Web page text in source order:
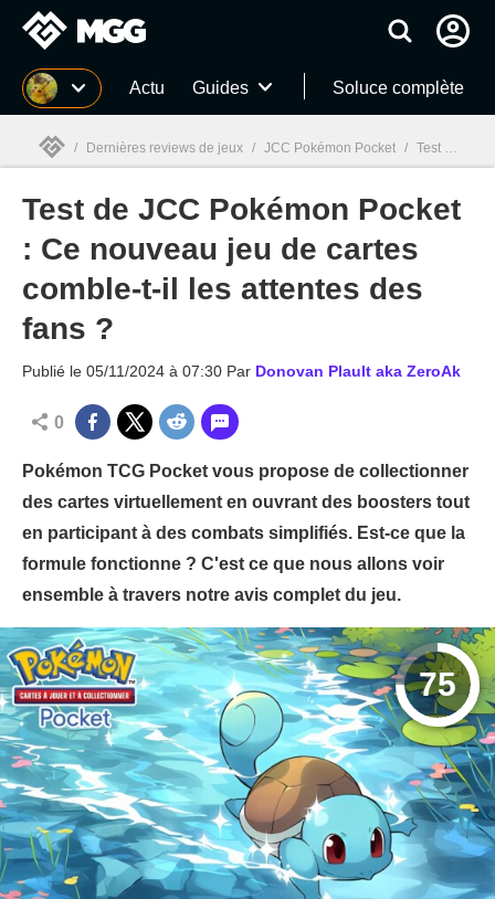
MGG Actu Guides Soluce complète
MGG
/ Dernières reviews de jeux / JCC Pokémon Pocket / Test de JCC Pokémon Pocket : Ce nouveau jeu de cartes comble-t-il les attentes des fans ?
Test de JCC Pokémon Pocket
: Ce nouveau jeu de cartes
comble-t-il les attentes des
fans ?
Publié le 05/11/2024 à 07:30 Par Donovan Plault aka ZeroAk
0
Pokémon TCG Pocket vous propose de collectionner
des cartes virtuellement en ouvrant des boosters tout
en participant à des combats simplifiés. Est-ce que la
formule fonctionne ? C'est ce que nous allons voir
ensemble à travers notre avis complet du jeu.
75